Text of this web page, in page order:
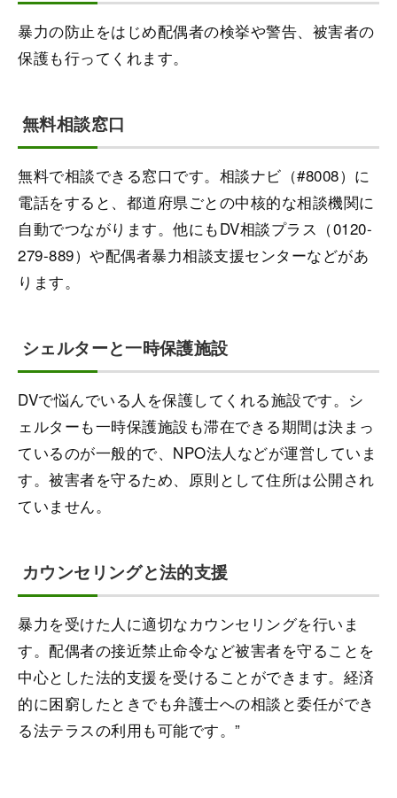
暴力の防止をはじめ配偶者の検挙や警告、被害者の
保護も行ってくれます。
無料相談窓口
無料で相談できる窓口です。相談ナビ（#8008）に
電話をすると、都道府県ごとの中核的な相談機関に
自動でつながります。他にもDV相談プラス（0120-
279-889）や配偶者暴力相談支援センターなどがあ
ります。
シェルターと一時保護施設
DVで悩んでいる人を保護してくれる施設です。シ
ェルターも一時保護施設も滞在できる期間は決まっ
ているのが一般的で、NPO法人などが運営していま
す。被害者を守るため、原則として住所は公開され
ていません。
カウンセリングと法的支援
暴力を受けた人に適切なカウンセリングを行いま
す。配偶者の接近禁止命令など被害者を守ることを
中心とした法的支援を受けることができます。経済
的に困窮したときでも弁護士への相談と委任ができ
る法テラスの利用も可能です。”